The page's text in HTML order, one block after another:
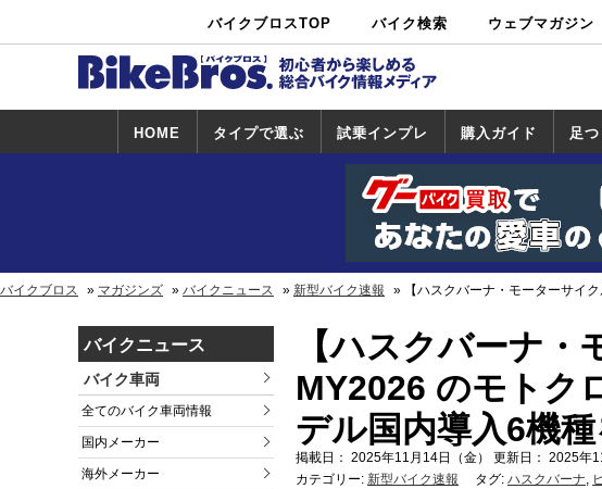
バイクブロスTOP バイク検索
中古バイ
ク・新車検
カタログ検
索
ショップ検
索
ウェブマガジン
HOME タイプで選ぶ 試乗インプレ
試乗インプレ
一覧
ホンダ
ヤマハ
スズキ
カワサキ
ハーレー
BMW
トライアンフ
ドゥカティ
購入ガイド
一覧
足
バイクブロス マガジンズ バイクニュース 新型バイク速報 【ハスクバーナ・モーターサイ
バイクニュース
バイク車両
全てのバイク車両情報
国内メーカー
海外メーカー
【ハスクバーナ・
MY2026 のモトク
デル国内導入6機種
掲載日： 2025年11月14日（金） 更新日： 2025年
カテゴリー: 新型バイク速報 タグ: ハスクバーナ,